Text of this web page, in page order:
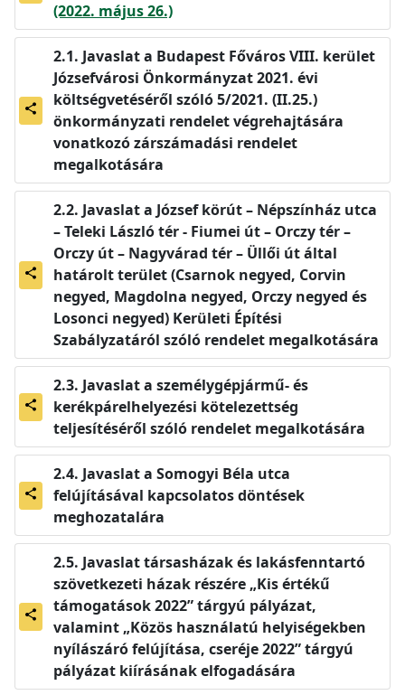
(2022. május 26.)
share
Javaslat a Budapest Főváros VIII. kerület
Józsefvárosi Önkormányzat 2021. évi
költségvetéséről szóló 5/2021. (II.25.)
önkormányzati rendelet végrehajtására
vonatkozó zárszámadási rendelet
megalkotására
share
Javaslat a József körút – Népszínház utca
– Teleki László tér - Fiumei út – Orczy tér –
Orczy út – Nagyvárad tér – Üllői út által
határolt terület (Csarnok negyed, Corvin
negyed, Magdolna negyed, Orczy negyed és
Losonci negyed) Kerületi Építési
Szabályzatáról szóló rendelet megalkotására
share
Javaslat a személygépjármű- és
kerékpárelhelyezési kötelezettség
teljesítéséről szóló rendelet megalkotására
share
Javaslat a Somogyi Béla utca
felújításával kapcsolatos döntések
meghozatalára
share
Javaslat társasházak és lakásfenntartó
szövetkezeti házak részére „Kis értékű
támogatások 2022” tárgyú pályázat,
valamint „Közös használatú helyiségekben
nyílászáró felújítása, cseréje 2022” tárgyú
pályázat kiírásának elfogadására